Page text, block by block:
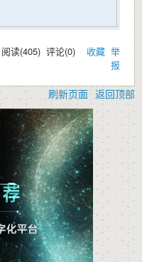
阅读(405) 评论(0) 收藏 举
报
刷新页面 返回顶部